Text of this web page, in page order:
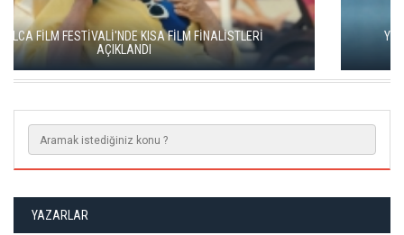
YEŞİM USTAOĞLU'NUN "ARTAKALAN"I SAN SEBASTIÁN'DA
DÜNYA PRÖMİYERİNİ YAPACAK
YAZARLAR